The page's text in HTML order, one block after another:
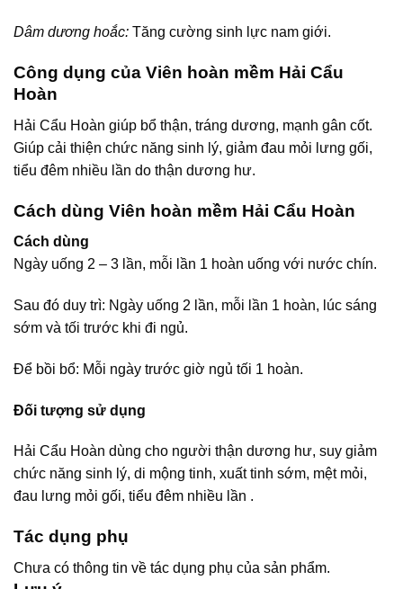
Dâm dương hoắc: Tăng cường sinh lực nam giới.
Công dụng của Viên hoàn mềm Hải Cẩu
Hoàn
Hải Cẩu Hoàn giúp bổ thận, tráng dương, mạnh gân cốt.
Giúp cải thiện chức năng sinh lý, giảm đau mỏi lưng gối,
tiểu đêm nhiều lần do thận dương hư.
Cách dùng Viên hoàn mềm Hải Cẩu Hoàn
Cách dùng
Ngày uống 2 – 3 lần, mỗi lần 1 hoàn uống với nước chín.
Sau đó duy trì: Ngày uống 2 lần, mỗi lần 1 hoàn, lúc sáng
sớm và tối trước khi đi ngủ.
Để bồi bổ: Mỗi ngày trước giờ ngủ tối 1 hoàn.
Đối tượng sử dụng
Hải Cẩu Hoàn dùng cho người thận dương hư, suy giảm
chức năng sinh lý, di mộng tinh, xuất tinh sớm, mệt mỏi,
đau lưng mỏi gối, tiểu đêm nhiều lần .
Tác dụng phụ
Chưa có thông tin về tác dụng phụ của sản phẩm.